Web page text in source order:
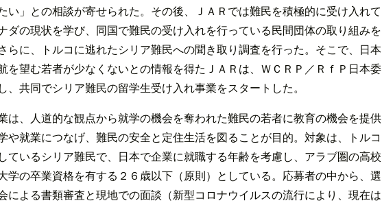
い」との相談が寄せられた。その後、ＪＡＲでは難民を積極的に受け入れて
ダの現状を学び、同国で難民の受け入れを行っている民間団体の取り組みを
らに、トルコに逃れたシリア難民への聞き取り調査を行った。そこで、日本
を望む若者が少なくないとの情報を得たＪＡＲは、ＷＣＲＰ／ＲｆＰ日本委
、共同でシリア難民の留学生受け入れ事業をスタートした。
は、人道的な観点から就学の機会を奪われた難民の若者に教育の機会を提供
や就業につなげ、難民の安全と定住生活を図ることが目的。対象は、トルコ
ているシリア難民で、日本で企業に就職する年齢を考慮し、アラブ圏の高校
学の卒業資格を有する２６歳以下（原則）としている。応募者の中から、選
による書類審査と現地での面談（新型コロナウイルスの流行により、現在は